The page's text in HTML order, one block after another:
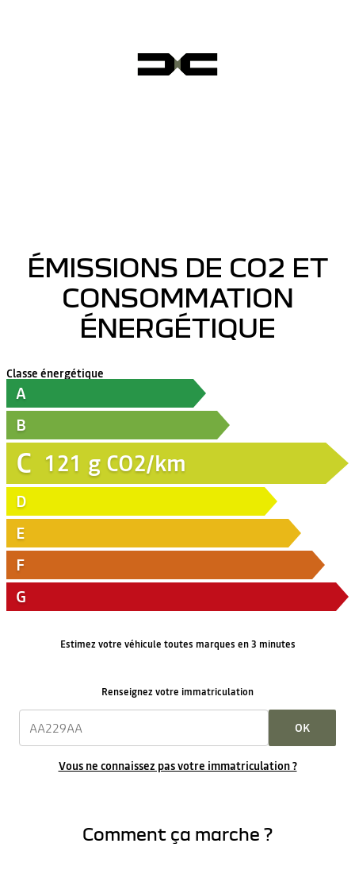
ÉMISSIONS DE CO2 ET
CONSOMMATION
ÉNERGÉTIQUE
Classe énergétique
A
B
C 121 g CO2/km
D
E
F
G
Estimez votre véhicule toutes marques en 3 minutes
Renseignez votre immatriculation
OK
Vous ne connaissez pas votre immatriculation ?
Comment ça marche ?